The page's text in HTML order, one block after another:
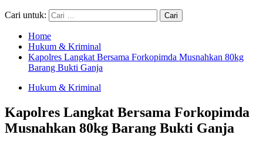
Cari untuk:
Home
Hukum & Kriminal
Kapolres Langkat Bersama Forkopimda Musnahkan 80kg
Barang Bukti Ganja
Hukum & Kriminal
Kapolres Langkat Bersama Forkopimda
Musnahkan 80kg Barang Bukti Ganja